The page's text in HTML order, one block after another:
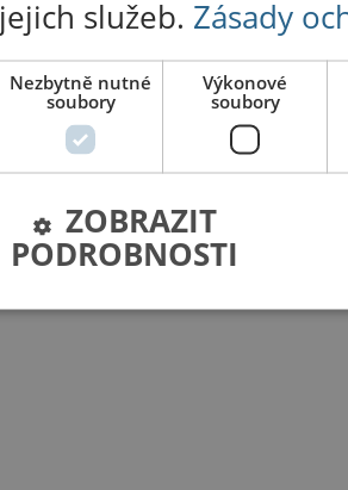
jejich služeb. Zásady
Nezbytně nutné
soubory
Výkonové
soubory
ZOBRAZIT
PODROBNOSTI